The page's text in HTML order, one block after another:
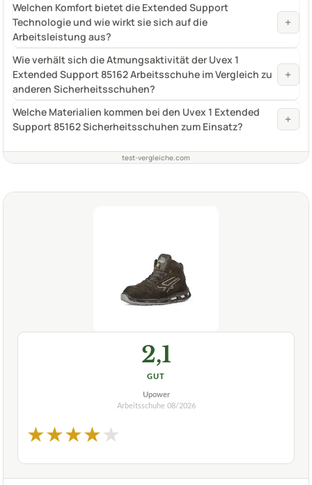
Welchen Komfort bietet die Extended Support
Technologie und wie wirkt sie sich auf die
Arbeitsleistung aus?
+
Wie verhält sich die Atmungsaktivität der Uvex 1
Extended Support 85162 Arbeitsschuhe im Vergleich zu
anderen Sicherheitsschuhen?
+
Welche Materialien kommen bei den Uvex 1 Extended
Support 85162 Sicherheitsschuhen zum Einsatz?
+
test-vergleiche.com
2,1
GUT
Upower
Arbeitsschuhe 08/2026
★★★★★